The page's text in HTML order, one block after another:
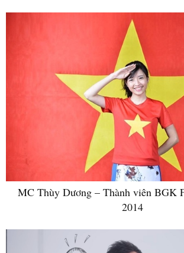
MC Thùy Dương – Thành viên BGK
2014